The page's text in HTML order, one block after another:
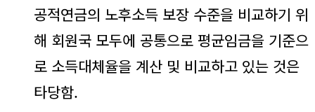
공적연금의 노후소득 보장 수준을 비교하기 위
해 회원국 모두에 공통으로 평균임금을 기준으
로 소득대체율을 계산 및 비교하고 있는 것은
타당함.